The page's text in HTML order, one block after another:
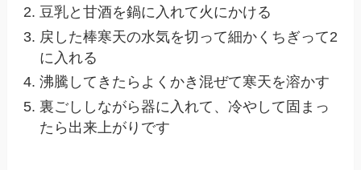
豆乳と甘酒を鍋に入れて火にかける
戻した棒寒天の水気を切って細かくちぎって2
に入れる
沸騰してきたらよくかき混ぜて寒天を溶かす
裏ごししながら器に入れて、冷やして固まっ
たら出来上がりです